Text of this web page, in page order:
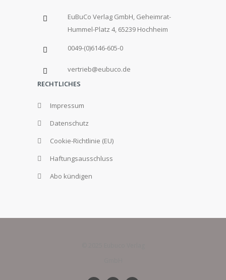
EuBuCo Verlag GmbH, Geheimrat-
Hummel-Platz 4, 65239 Hochheim
0049-(0)6146-605-0
vertrieb@eubuco.de
RECHTLICHES
Impressum
Datenschutz
Cookie-Richtlinie (EU)
Haftungsausschluss
Abo kündigen